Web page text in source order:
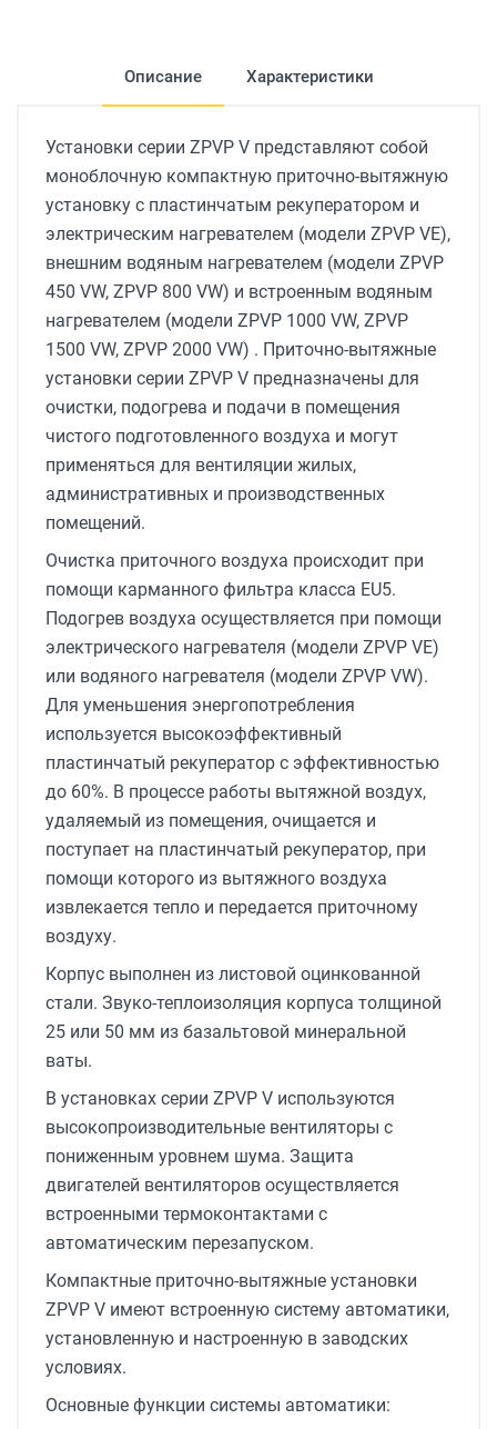
Описание Характеристики
Установки серии ZPVP V представляют собой
моноблочную компактную приточно-вытяжную
установку с пластинчатым рекуператором и
электрическим нагревателем (модели ZPVP VE),
внешним водяным нагревателем (модели ZPVP
450 VW, ZPVP 800 VW) и встроенным водяным
нагревателем (модели ZPVP 1000 VW, ZPVP
1500 VW, ZPVP 2000 VW) . Приточно-вытяжные
установки серии ZPVP V предназначены для
очистки, подогрева и подачи в помещения
чистого подготовленного воздуха и могут
применяться для вентиляции жилых,
административных и производственных
помещений.
Очистка приточного воздуха происходит при
помощи карманного фильтра класса EU5.
Подогрев воздуха осуществляется при помощи
электрического нагревателя (модели ZPVP VE)
или водяного нагревателя (модели ZPVP VW).
Для уменьшения энергопотребления
используется высокоэффективный
пластинчатый рекуператор с эффективностью
до 60%. В процессе работы вытяжной воздух,
удаляемый из помещения, очищается и
поступает на пластинчатый рекуператор, при
помощи которого из вытяжного воздуха
извлекается тепло и передается приточному
воздуху.
Корпус выполнен из листовой оцинкованной
стали. Звуко-теплоизоляция корпуса толщиной
25 или 50 мм из базальтовой минеральной
ваты.
В установках серии ZPVP V используются
высокопроизводительные вентиляторы с
пониженным уровнем шума. Защита
двигателей вентиляторов осуществляется
встроенными термоконтактами с
автоматическим перезапуском.
Компактные приточно-вытяжные установки
ZPVP V имеют встроенную систему автоматики,
установленную и настроенную в заводских
условиях.
Основные функции системы автоматики: